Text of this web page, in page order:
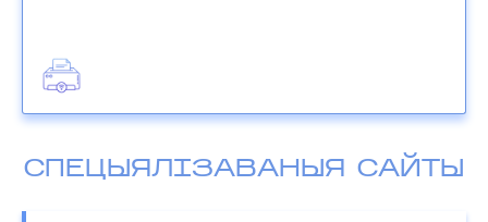
СПЕЦЫЯЛІЗАВАНЫЯ САЙТЫ